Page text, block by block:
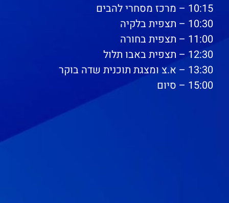
10:15 – מרכז מסחרי להבים
10:30 – תצפית בלקיה
11:00 – תצפית בחורה
12:30 – תצפית באבו תלול
13:30 – א.צ ומצגת תוכנית שדה בוקר
15:00 – סיום